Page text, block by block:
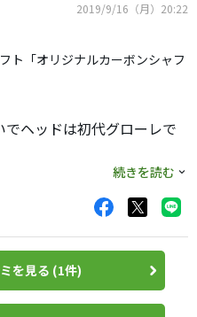
2019/9/16（月）20:22
ト「オリジナルカーボンシャフ
ヘッドは初代グローレで
バーはヘッド返せずの右プ
が取れませんでしたが、
。
がりは半分くらいに感じ
る感じですが、不思議と
続きを読む
を見る (1件)